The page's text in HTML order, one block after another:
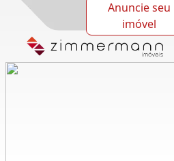
Anuncie seu
imóvel